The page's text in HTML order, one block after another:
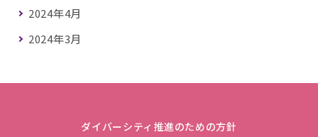
2024年4月
2024年3月
ダイバーシティ推進のための方針